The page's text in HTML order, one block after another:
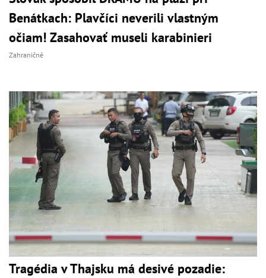
Benátkach: Plavčíci neverili vlastným
očiam! Zasahovať museli karabinieri
Zahraničné
Tragédia v Thajsku má desivé pozadie: